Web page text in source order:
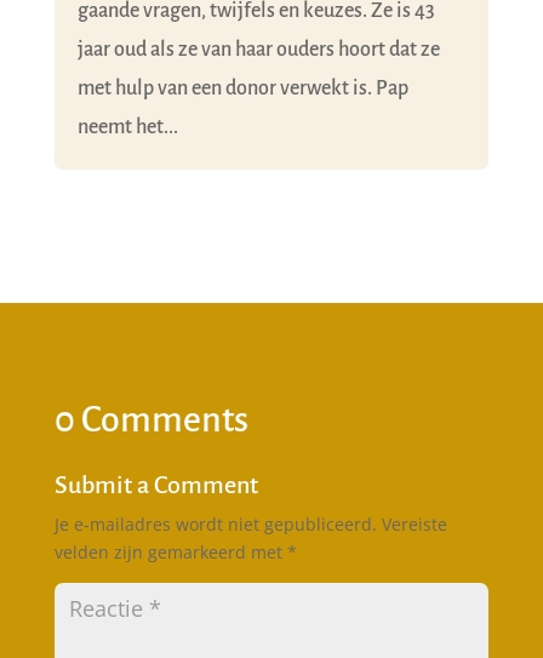
gaande vragen, twijfels en keuzes. Ze is 43
jaar oud als ze van haar ouders hoort dat ze
met hulp van een donor verwekt is. Pap
neemt het...
0 Comments
Submit a Comment
Je e-mailadres wordt niet gepubliceerd. Vereiste
velden zijn gemarkeerd met *